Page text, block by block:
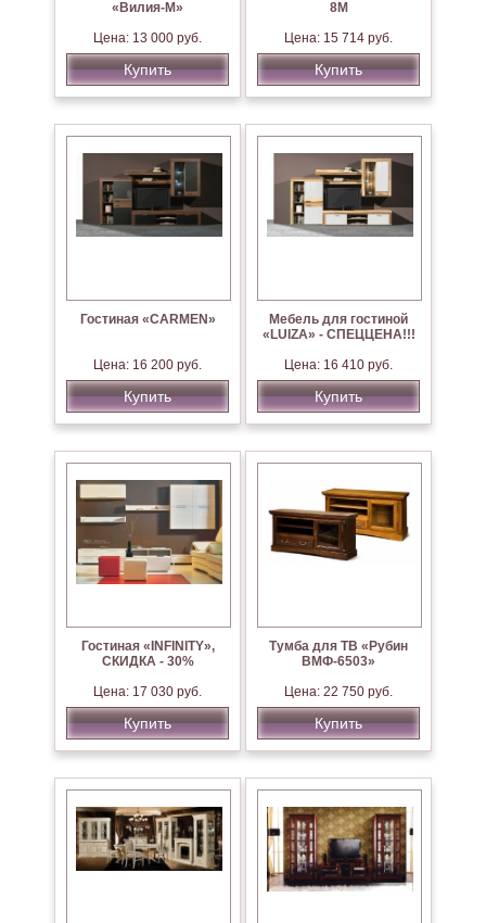
«Вилия-М»
Цена: 13 000 руб.
Купить
8М
Цена: 15 714 руб.
Купить
Гостиная «CARMEN»
Цена: 16 200 руб.
Купить
Мебель для гостиной
«LUIZA» - СПЕЦЦЕНА!!!
Цена: 16 410 руб.
Купить
Гостиная «INFINITY»,
СКИДКА - 30%
Цена: 17 030 руб.
Купить
Тумба для ТВ «Рубин
ВМФ-6503»
Цена: 22 750 руб.
Купить